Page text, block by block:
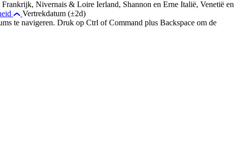
Frankrijk, Nivernais & Loire Ierland, Shannon en Erne Italië, Venetië en
Vertrekdatum (±2d)
te navigeren. Druk op Ctrl of Command plus Backspace om de